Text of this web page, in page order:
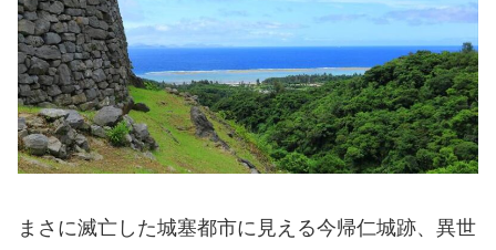
まさに滅亡した城塞都市に見える今帰仁城跡、異世